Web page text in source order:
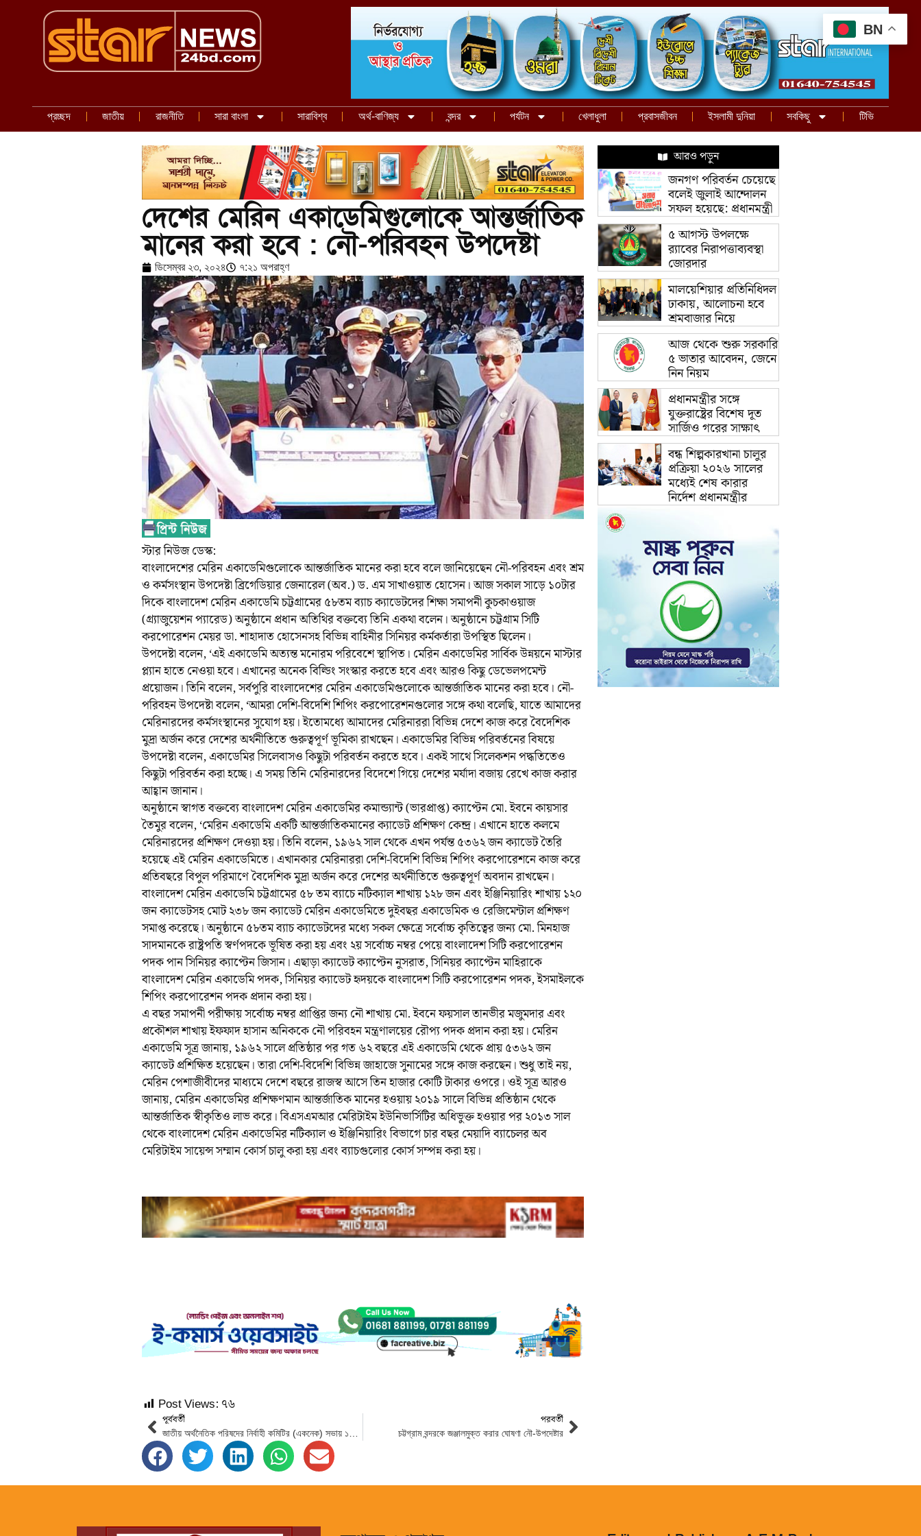
প্রচ্ছদ জাতীয় রাজনীতি সারা বাংলা সারাবিশ্ব অর্থ-বাণিজ্য বন্দর পর্যটন খেলাধুলা প্রবাসজীবন ইসলামী দুনিয়া সবকিছু টিভি
দেশের মেরিন একাডেমিগুলোকে আন্তর্জাতিক
মানের করা হবে : নৌ-পরিবহন উপদেষ্টা
ডিসেম্বর ২৩, ২০২৪ ৭:২১ অপরাহ্ণ
স্টার নিউজ ডেস্ক:
বাংলাদেশের মেরিন একাডেমিগুলোকে আন্তর্জাতিক মানের করা হবে বলে জানিয়েছেন নৌ-পরিবহন এবং শ্রম
ও কর্মসংস্থান উপদেষ্টা ব্রিগেডিয়ার জেনারেল (অব.) ড. এম সাখাওয়াত হোসেন। আজ সকাল সাড়ে ১০টার
দিকে বাংলাদেশ মেরিন একাডেমি চট্টগ্রামের ৫৮তম ব্যাচ ক্যাডেটদের শিক্ষা সমাপনী কুচকাওয়াজ
(গ্র্যাজুয়েশন প্যারেড) অনুষ্ঠানে প্রধান অতিথির বক্তব্যে তিনি একথা বলেন। অনুষ্ঠানে চট্টগ্রাম সিটি
করপোরেশন মেয়র ডা. শাহাদাত হোসেনসহ বিভিন্ন বাহিনীর সিনিয়র কর্মকর্তারা উপস্থিত ছিলেন।
উপদেষ্টা বলেন, ‘এই একাডেমি অত্যন্ত মনোরম পরিবেশে স্থাপিত। মেরিন একাডেমির সার্বিক উন্নয়নে মাস্টার
প্ল্যান হাতে নেওয়া হবে। এখানের অনেক বিল্ডিং সংস্কার করতে হবে এবং আরও কিছু ডেভেলপমেন্ট
প্রয়োজন। তিনি বলেন, সর্বপুরি বাংলাদেশের মেরিন একাডেমিগুলোকে আন্তর্জাতিক মানের করা হবে। নৌ-
পরিবহন উপদেষ্টা বলেন, ‘আমরা দেশি-বিদেশি শিপিং করপোরেশনগুলোর সঙ্গে কথা বলেছি, যাতে আমাদের
মেরিনারদের কর্মসংস্থানের সুযোগ হয়। ইতোমধ্যে আমাদের মেরিনাররা বিভিন্ন দেশে কাজ করে বৈদেশিক
মুদ্রা অর্জন করে দেশের অর্থনীতিতে গুরুত্বপূর্ণ ভূমিকা রাখছেন। একাডেমির বিভিন্ন পরিবর্তনের বিষয়ে
উপদেষ্টা বলেন, একাডেমির সিলেবাসও কিছুটা পরিবর্তন করতে হবে। একই সাথে সিলেকশন পদ্ধতিতেও
কিছুটা পরিবর্তন করা হচ্ছে। এ সময় তিনি মেরিনারদের বিদেশে গিয়ে দেশের মর্যাদা বজায় রেখে কাজ করার
আহ্বান জানান।
অনুষ্ঠানে স্বাগত বক্তব্যে বাংলাদেশ মেরিন একাডেমির কমান্ড্যান্ট (ভারপ্রাপ্ত) ক্যাপ্টেন মো. ইবনে কায়সার
তৈমুর বলেন, ‘মেরিন একাডেমি একটি আন্তর্জাতিকমানের ক্যাডেট প্রশিক্ষণ কেন্দ্র। এখানে হাতে কলমে
মেরিনারদের প্রশিক্ষণ দেওয়া হয়। তিনি বলেন, ১৯৬২ সাল থেকে এখন পর্যন্ত ৫৩৬২ জন ক্যাডেট তৈরি
হয়েছে এই মেরিন একাডেমিতে। এখানকার মেরিনাররা দেশি-বিদেশি বিভিন্ন শিপিং করপোরেশনে কাজ করে
প্রতিবছরে বিপুল পরিমাণে বৈদেশিক মুদ্রা অর্জন করে দেশের অর্থনীতিতে গুরুত্বপূর্ণ অবদান রাখছেন।
বাংলাদেশ মেরিন একাডেমি চট্টগ্রামের ৫৮ তম ব্যাচে নটিক্যাল শাখায় ১২৮ জন এবং ইঞ্জিনিয়ারিং শাখায় ১২০
জন ক্যাডেটসহ মোট ২৩৮ জন ক্যাডেট মেরিন একাডেমিতে দুইবছর একাডেমিক ও রেজিমেন্টাল প্রশিক্ষণ
সমাপ্ত করেছে। অনুষ্ঠানে ৫৮তম ব্যাচ ক্যাডেটদের মধ্যে সকল ক্ষেত্রে সর্বোচ্চ কৃতিত্বের জন্য মো. মিনহাজ
সাদমানকে রাষ্ট্রপতি স্বর্ণপদকে ভূষিত করা হয় এবং ২য় সর্বোচ্চ নম্বর পেয়ে বাংলাদেশ সিটি করপোরেশন
পদক পান সিনিয়র ক্যাপ্টেন জিসান। এছাড়া ক্যাডেট ক্যাপ্টেন নুসরাত, সিনিয়র ক্যাপ্টেন মাহিরাকে
বাংলাদেশ মেরিন একাডেমি পদক, সিনিয়র ক্যাডেট হৃদয়কে বাংলাদেশ সিটি করপোরেশন পদক, ইসমাইলকে
শিপিং করপোরেশন পদক প্রদান করা হয়।
এ বছর সমাপনী পরীক্ষায় সর্বোচ্চ নম্বর প্রাপ্তির জন্য নৌ শাখায় মো. ইবনে ফয়সাল তানভীর মজুমদার এবং
প্রকৌশল শাখায় ইফফাদ হাসান অনিককে নৌ পরিবহন মন্ত্রণালয়ের রৌপ্য পদক প্রদান করা হয়। মেরিন
একাডেমি সূত্র জানায়, ১৯৬২ সালে প্রতিষ্ঠার পর গত ৬২ বছরে এই একাডেমি থেকে প্রায় ৫৩৬২ জন
ক্যাডেট প্রশিক্ষিত হয়েছেন। তারা দেশি-বিদেশি বিভিন্ন জাহাজে সুনামের সঙ্গে কাজ করছেন। শুধু তাই নয়,
মেরিন পেশাজীবীদের মাধ্যমে দেশে বছরে রাজস্ব আসে তিন হাজার কোটি টাকার ওপরে। ওই সূত্র আরও
জানায়, মেরিন একাডেমির প্রশিক্ষণমান আন্তর্জাতিক মানের হওয়ায় ২০১৯ সালে বিভিন্ন প্রতিষ্ঠান থেকে
আন্তর্জাতিক স্বীকৃতিও লাভ করে। বিএসএমআর মেরিটাইম ইউনিভার্সিটির অধিভুক্ত হওয়ার পর ২০১৩ সাল
থেকে বাংলাদেশ মেরিন একাডেমির নটিক্যাল ও ইঞ্জিনিয়ারিং বিভাগে চার বছর মেয়াদি ব্যাচেলর অব
মেরিটাইম সায়েন্স সম্মান কোর্স চালু করা হয় এবং ব্যাচগুলোর কোর্স সম্পন্ন করা হয়।
Post Views: ৭৬
পূর্ববর্তী পরবর্তী
চট্টগ্রাম বন্দরকে জঞ্জালমুক্ত করার ঘোষণা নৌ-উপদেষ্টার
আরও পড়ুন
জনগণ পরিবর্তন চেয়েছে
বলেই জুলাই আন্দোলন
সফল হয়েছে: প্রধানমন্ত্রী
৫ আগস্ট উপলক্ষে
র‌্যাবের নিরাপত্তাব্যবস্থা
জোরদার
মালয়েশিয়ার প্রতিনিধিদল
ঢাকায়, আলোচনা হবে
শ্রমবাজার নিয়ে
আজ থেকে শুরু সরকারি
৫ ভাতার আবেদন, জেনে
নিন নিয়ম
প্রধানমন্ত্রীর সঙ্গে
যুক্তরাষ্ট্রের বিশেষ দূত
সার্জিও গরের সাক্ষাৎ
বন্ধ শিল্পকারখানা চালুর
প্রক্রিয়া ২০২৬ সালের
মধ্যেই শেষ কারার
নির্দেশ প্রধানমন্ত্রীর
BN